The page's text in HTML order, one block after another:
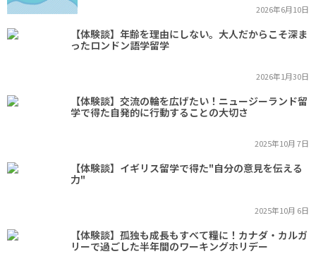
2026年6月10日
【体験談】年齢を理由にしない。大人だからこそ深ま
ったロンドン語学留学
2026年1月30日
【体験談】交流の輪を広げたい！ニュージーランド留
学で得た自発的に行動することの大切さ
2025年10月 7日
【体験談】イギリス留学で得た"自分の意見を伝える
力"
2025年10月 6日
【体験談】孤独も成長もすべて糧に！カナダ・カルガ
リーで過ごした半年間のワーキングホリデー